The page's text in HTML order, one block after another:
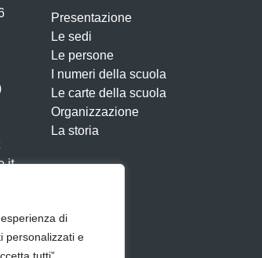
di
personalizzati e
Presentazione
Le sedi
Le persone
I numeri della scuola
Le carte della scuola
Organizzazione
La storia